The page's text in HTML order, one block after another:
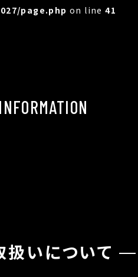
page.php on line41
いについて